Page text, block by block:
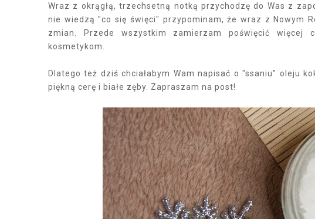
Wraz z okrągłą, trzechsetną notką przychodzę do Was z
nie wiedzą "co się święci" przypominam, że wraz z Nowym
zmian. Przede wszystkim zamierzam poświęcić więcej
kosmetykom.
Dlatego też dziś chciałabym Wam napisać o "ssaniu" oleju
piękną cerę i białe zęby. Zapraszam na post!